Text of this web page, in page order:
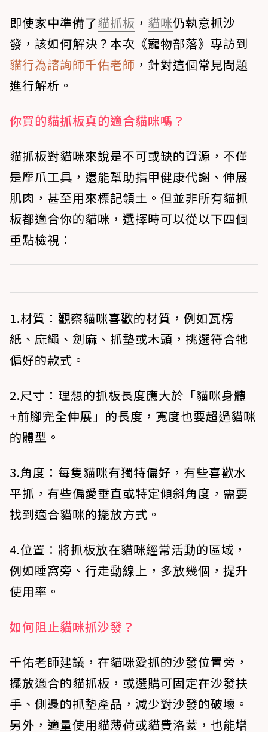
即使家中準備了貓抓板 ， 貓咪仍執意抓沙
發，該如何解決？本次《寵物部落》專訪到
貓行為諮詢師千佑老師 ，針對這個常見問題
進行解析。
你買的貓抓板真的適合貓咪嗎？
貓抓板對貓咪來說是不可或缺的資源，不僅
是摩爪工具，還能幫助指甲健康代謝、伸展
肌肉，甚至用來標記領土。但並非所有貓抓
板都適合你的貓咪，選擇時可以從以下四個
重點檢視：
1.材質 ：觀察貓咪喜歡的材質，例如瓦楞
紙、麻繩、劍麻、抓墊或木頭，挑選符合牠
偏好的款式。
2.尺寸 ：理想的抓板長度應大於「貓咪身體
+前腳完全伸展」的長度，寬度也要超過貓咪
的體型。
3.角度 ：每隻貓咪有獨特偏好，有些喜歡水
平抓，有些偏愛垂直或特定傾斜角度，需要
找到適合貓咪的擺放方式。
4.位置 ：將抓板放在貓咪經常活動的區域，
例如睡窩旁、行走動線上，多放幾個，提升
使用率。
如何阻止貓咪抓沙發？
千佑老師建議，在貓咪愛抓的沙發位置旁，
擺放適合的貓抓板，或選購可固定在沙發扶
手、側邊的抓墊產品，減少對沙發的破壞。
另外，適量使用貓薄荷或貓費洛蒙，也能增